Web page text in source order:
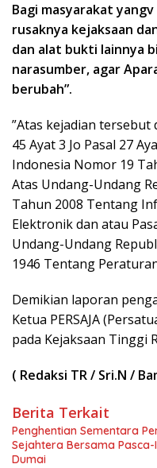
Bagi masyarakat
rusaknya kejaksaan
dan alat bukti lainnya
narasumber, agar
berubah”.
”Atas kejadian tersebut
45 Ayat 3 Jo Pasal 27
Indonesia Nomor 19
Atas Undang-Undang
Tahun 2008 Tentang
Elektronik dan atau
Undang-Undang
1946 Tentang
Demikian laporan
Ketua PERSAJA
pada Kejaksaan Tinggi
( Redaksi TR / Sri.N /
Berita Terkait
Penghentian Sementara
Sejahtera Bersama
Dumai